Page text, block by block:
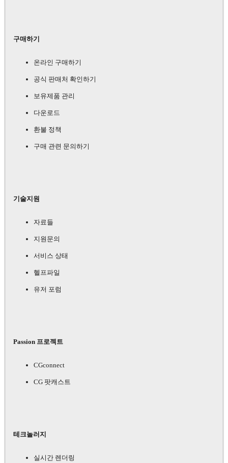
구매하기
온라인 구매하기
공식 판매처 확인하기
보유제품 관리
다운로드
환불 정책
구매 관련 문의하기
기술지원
자료들
지원문의
서비스 상태
헬프파일
유저 포럼
Passion 프로젝트
CGconnect
CG 팟캐스트
테크놀러지
실시간 렌더링